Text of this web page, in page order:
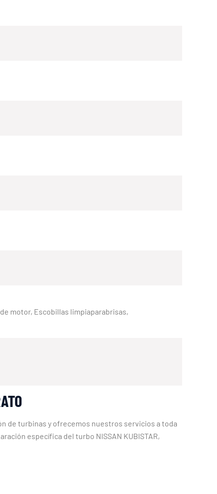
motor, Escobillas limpiaparabrisas,
de turbinas y ofrecemos nuestros servicios a toda
específica del turbo NISSAN KUBISTAR,